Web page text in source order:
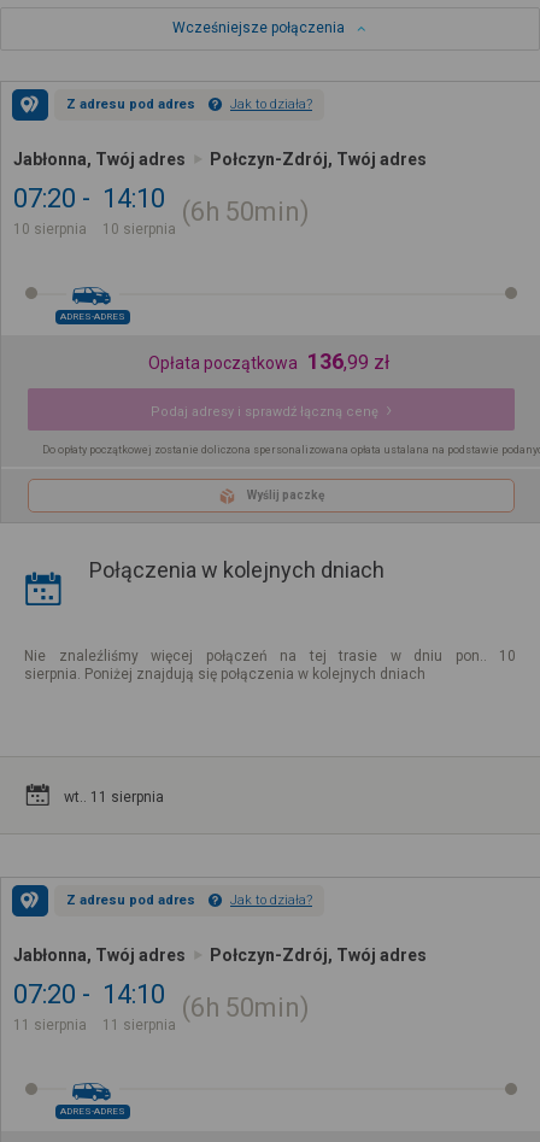
Wcześniejsze połączenia
Z adresu pod adres Jak to działa?
Jabłonna, Twój adres Połczyn-Zdrój, Twój adres
07:20
10 sierpnia
14:10
10 sierpnia
6h 50min
ADRES-ADRES
Opłata początkowa 136,99 zł
Podaj adresy i sprawdź łączną cenę
Do opłaty początkowej zostanie doliczona spersonalizowana opłata ustalana na podstawie
Wyślij paczkę
Połączenia w kolejnych dniach
Nie znaleźliśmy więcej połączeń na tej trasie w dniu pon.. 10
sierpnia. Poniżej znajdują się połączenia w kolejnych dniach
wt.. 11 sierpnia
Z adresu pod adres Jak to działa?
Jabłonna, Twój adres Połczyn-Zdrój, Twój adres
07:20
11 sierpnia
14:10
11 sierpnia
6h 50min
ADRES-ADRES